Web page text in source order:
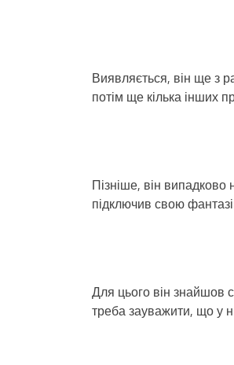
Виявляється, він ще з
потім ще кілька інших
Пізніше, він випадково
підключив свою
Для цього він знайшов
треба зауважити, що у